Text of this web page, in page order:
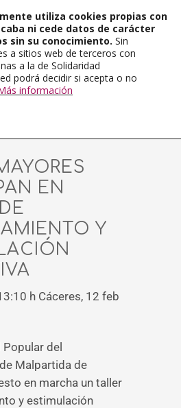
EN
Y
h Cáceres, 12 feb
del
Malpartida de
en marcha un taller
y estimulación
utiliza cookies propias con
ni cede datos de carácter
sin su conocimiento. Sin
a sitios web de terceros con
a la de Solidaridad
podrá decidir si acepta o no
información